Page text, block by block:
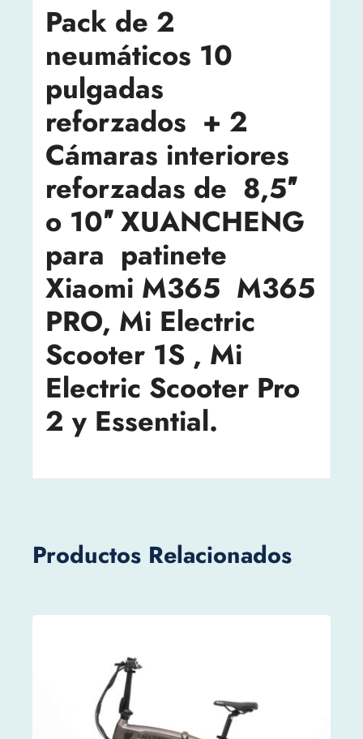
Pack de 2
neumáticos 10
pulgadas
reforzados + 2
Cámaras interiores
reforzadas de 8,5″
o 10″ XUANCHENG
para patinete
Xiaomi M365 M365
PRO, Mi Electric
Scooter 1S , Mi
Electric Scooter Pro
2 y Essential.
Productos Relacionados